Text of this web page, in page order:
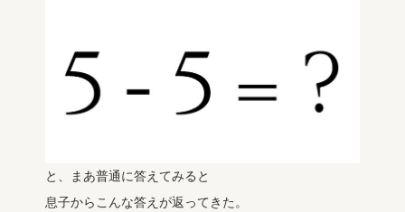
と、まあ普通に答えてみると
息子からこんな答えが返ってきた。